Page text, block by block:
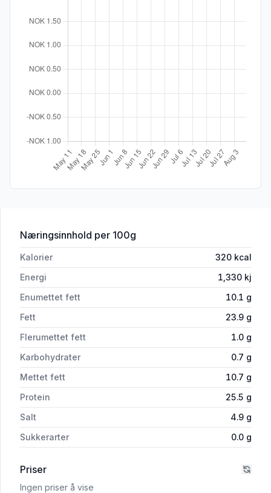
Næringsinnhold for 'Stranda Strandafår 80g'
per 100g
Kalorier 320 kcal
Energi
1,330 kj
Enumettet fett
10.1 g
Fett
23.9 g
Flerumettet fett
1.0 g
Karbohydrater
0.7 g
Mettet fett
10.7 g
Protein
25.5 g
Salt
4.9 g
Sukkerarter
0.0 g
Priser
Ingen priser å vise